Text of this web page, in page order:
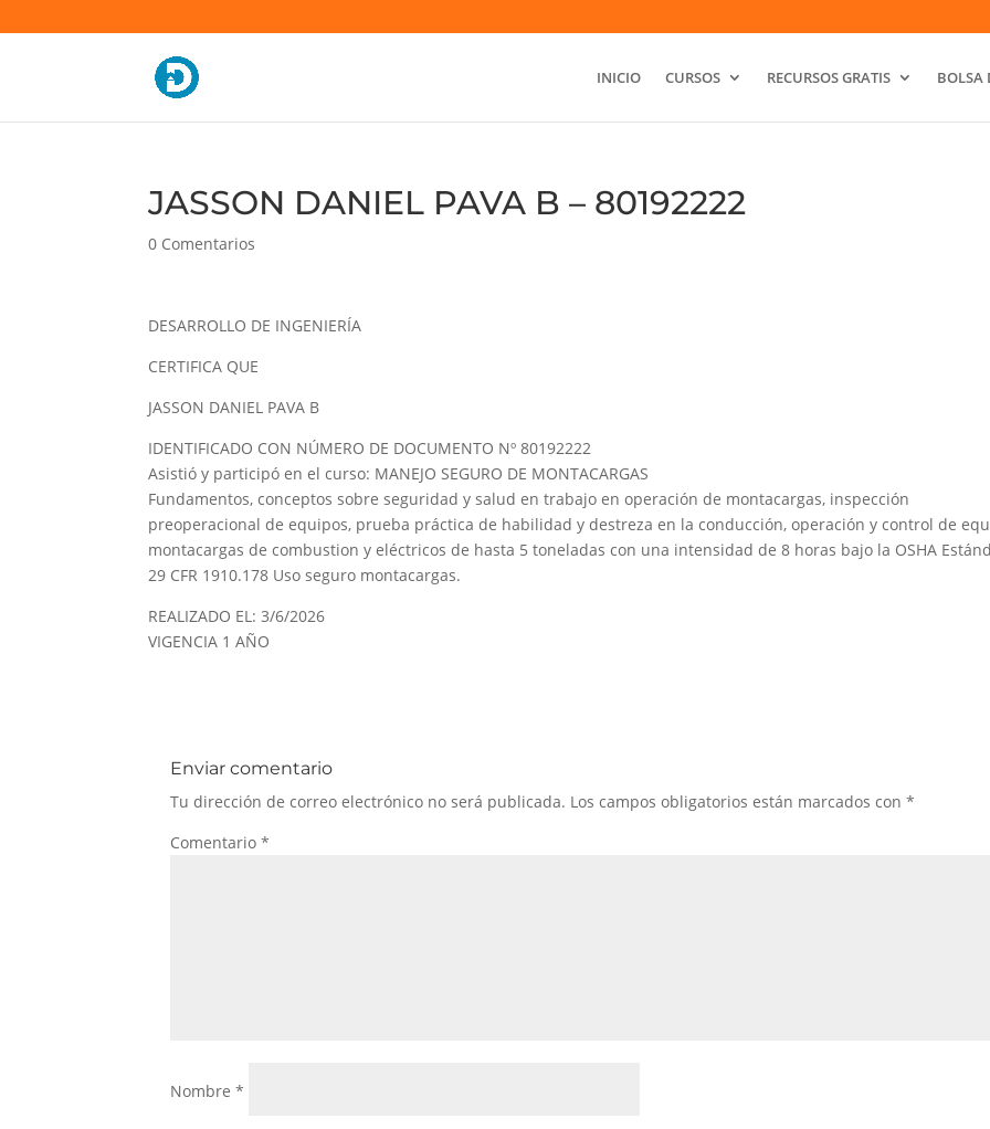
INICIO CURSOS RECURSOS GRATIS BOLSA
JASSON DANIEL PAVA B – 80192222
0 Comentarios
DESARROLLO DE INGENIERÍA
CERTIFICA QUE
JASSON DANIEL PAVA B
IDENTIFICADO CON NÚMERO DE DOCUMENTO Nº 80192222
Asistió y participó en el curso: MANEJO SEGURO DE MONTACARGAS
Fundamentos, conceptos sobre seguridad y salud en trabajo en operación de montacargas, inspección
preoperacional de equipos, prueba práctica de habilidad y destreza en la conducción, operación y control de
montacargas de combustion y eléctricos de hasta 5 toneladas con una intensidad de 8 horas bajo la OSHA
29 CFR 1910.178 Uso seguro montacargas.
REALIZADO EL: 3/6/2026
VIGENCIA 1 AÑO
Enviar comentario
Tu dirección de correo electrónico no será publicada. Los campos obligatorios están marcados con*
Comentario*
Nombre*